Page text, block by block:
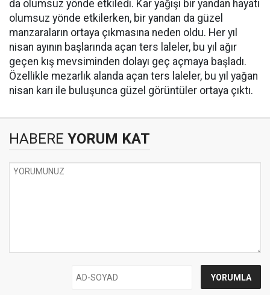
da olumsuz yönde etkiledi. Kar yağışı bir yandan hayatı
olumsuz yönde etkilerken, bir yandan da güzel
manzaraların ortaya çıkmasına neden oldu. Her yıl
nisan ayının başlarında açan ters laleler, bu yıl ağır
geçen kış mevsiminden dolayı geç açmaya başladı.
Özellikle mezarlık alanda açan ters laleler, bu yıl yağan
nisan karı ile buluşunca güzel görüntüler ortaya çıktı.
HABERE YORUM KAT